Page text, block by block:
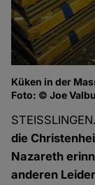
Küken in der
Foto: © Joe
die
Nazareth
anderen